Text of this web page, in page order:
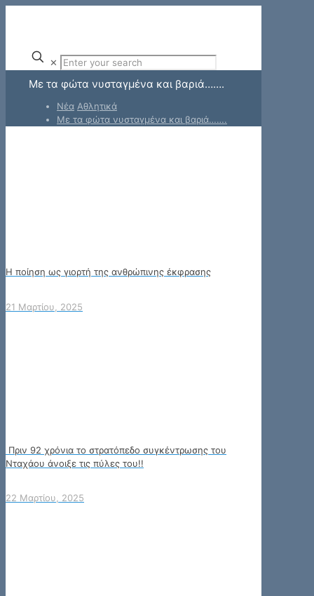
✕
Με τα φώτα νυσταγμένα και βαριά…….
Νέα Αθλητικά
Με τα φώτα νυσταγμένα και βαριά…….
Η ποίηση ως γιορτή της ανθρώπινης έκφρασης
21 Μαρτίου, 2025
Πριν 92 χρόνια το στρατόπεδο συγκέντρωσης του
Νταχάου άνοιξε τις πύλες του!!
22 Μαρτίου, 2025